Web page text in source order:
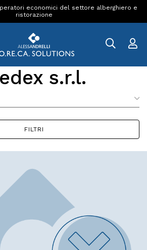
economici del settore alberghiero e
ristorazione
s.r.l.
FILTRI